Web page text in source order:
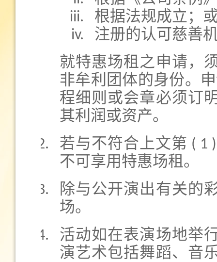
根据法规成立；
注册的认可慈善
就特惠场租之申请，
非牟利团体的身份。
程细则或会章必须订
其利润或资产。
若与不符合上文第 ( 1
不可享用特惠场租。
除与公开演出有关的
场。
活动如在表演场地举
演艺术包括舞蹈、音